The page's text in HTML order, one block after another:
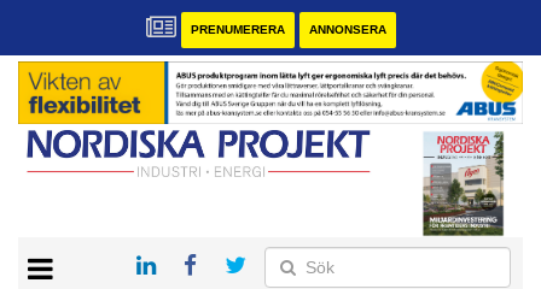
PRENUMERERA ANNONSERA